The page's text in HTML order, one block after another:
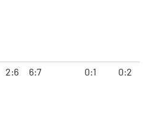
2:6 6:7 0:1 0:2